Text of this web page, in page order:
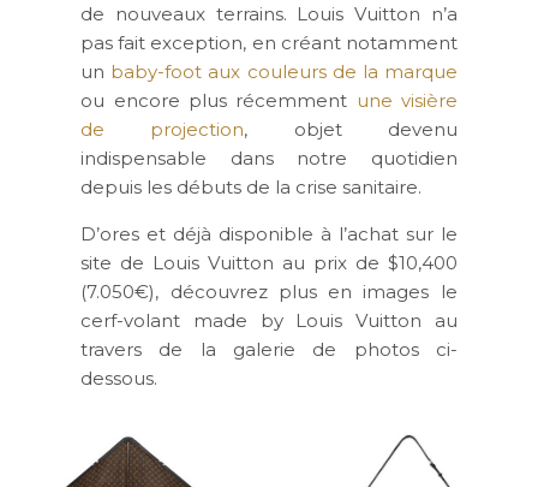
de nouveaux terrains. Louis Vuitton n’a
pas fait exception, en créant notamment
un baby-foot aux couleurs de la marque
ou encore plus récemment une visière
de projection, objet devenu
indispensable dans notre quotidien
depuis les débuts de la crise sanitaire.
D’ores et déjà disponible à l’achat sur le
site de Louis Vuitton au prix de $10,400
(7.050€), découvrez plus en images le
cerf-volant made by Louis Vuitton au
travers de la galerie de photos ci-
dessous.